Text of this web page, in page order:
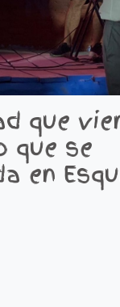
que
que se
en